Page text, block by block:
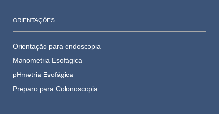
ORIENTAÇÕES
Orientação para endoscopia
Manometria Esofágica
pHmetria Esofágica
Preparo para Colonoscopia